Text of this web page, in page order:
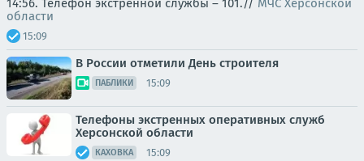
14:56. Телефон экстренной службы – 101.// МЧС Херсонской
области
15:09
В России отметили День строителя
ПАБЛИКИ 15:09
Телефоны экстренных оперативных служб
Херсонской области
КАХОВКА 15:09